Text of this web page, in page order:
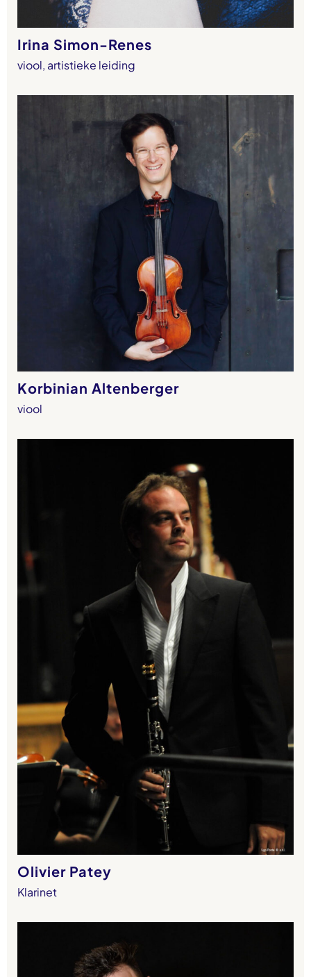
Irina Simon-Renes
viool, artistieke leiding
Korbinian Altenberger
viool
Olivier Patey
Klarinet